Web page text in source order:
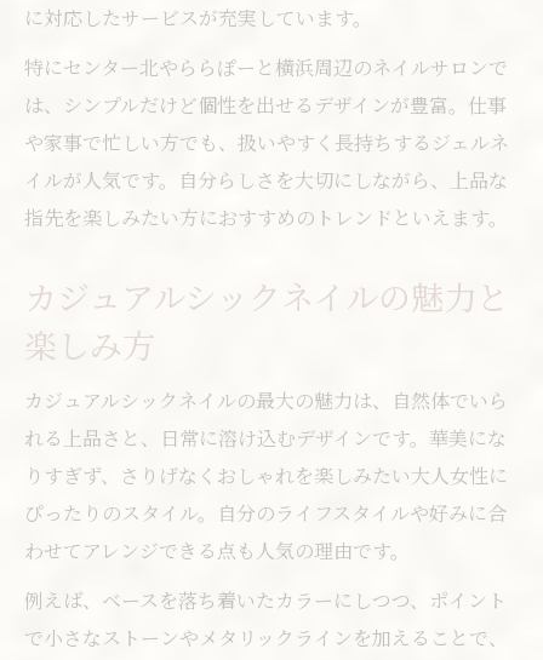
に対応したサービスが充実しています。
特にセンター北やららぽーと横浜周辺のネイルサロンで
は、シンプルだけど個性を出せるデザインが豊富。仕事
や家事で忙しい方でも、扱いやすく長持ちするジェルネ
イルが人気です。自分らしさを大切にしながら、上品な
指先を楽しみたい方におすすめのトレンドといえます。
カジュアルシックネイルの魅力と
楽しみ方
カジュアルシックネイルの最大の魅力は、自然体でいら
れる上品さと、日常に溶け込むデザインです。華美にな
りすぎず、さりげなくおしゃれを楽しみたい大人女性に
ぴったりのスタイル。自分のライフスタイルや好みに合
わせてアレンジできる点も人気の理由です。
例えば、ベースを落ち着いたカラーにしつつ、ポイント
で小さなストーンやメタリックラインを加えることで、